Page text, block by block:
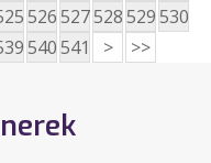
526527528529530
540541 > >>